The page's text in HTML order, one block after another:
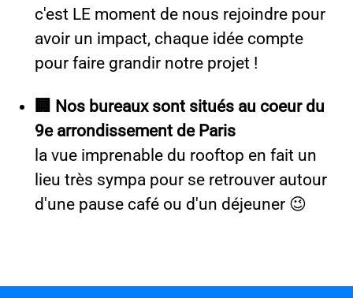
c'est LE moment de nous rejoindre pour
avoir un impact, chaque idée compte
pour faire grandir notre projet !
🏢 Nos bureaux sont situés au coeur du
9e arrondissement de Paris
la vue imprenable du rooftop en fait un
lieu très sympa pour se retrouver autour
d'une pause café ou d'un déjeuner 😉